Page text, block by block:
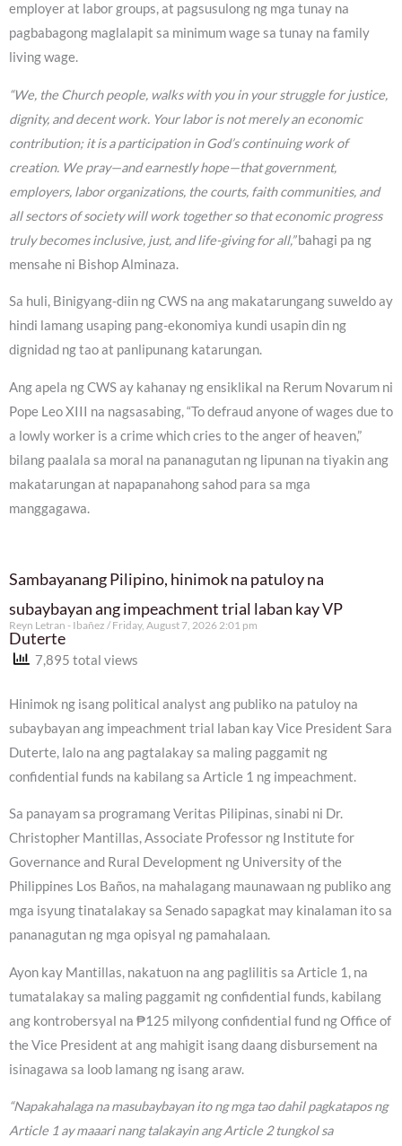
employer at labor groups, at pagsusulong ng mga tunay na
pagbabagong maglalapit sa minimum wage sa tunay na family
living wage.
“We, the Church people, walks with you in your struggle for justice,
dignity, and decent work. Your labor is not merely an economic
contribution; it is a participation in God’s continuing work of
creation. We pray—and earnestly hope—that government,
employers, labor organizations, the courts, faith communities, and
all sectors of society will work together so that economic progress
truly becomes inclusive, just, and life-giving for all,”bahagi pa ng
mensahe ni Bishop Alminaza.
Sa huli, Binigyang-diin ng CWS na ang makatarungang suweldo ay
hindi lamang usaping pang-ekonomiya kundi usapin din ng
dignidad ng tao at panlipunang katarungan.
Ang apela ng CWS ay kahanay ng ensiklikal na Rerum Novarum ni
Pope Leo XIII na nagsasabing, “To defraud anyone of wages due to
a lowly worker is a crime which cries to the anger of heaven,”
bilang paalala sa moral na pananagutan ng lipunan na tiyakin ang
makatarungan at napapanahong sahod para sa mga
manggagawa.
Sambayanang Pilipino, hinimok na patuloy na
subaybayan ang impeachment trial laban kay VP
Duterte
Reyn Letran - Ibañez Friday, August 7, 2026 2:01 pm
7,895 total views
Hinimok ng isang political analyst ang publiko na patuloy na
subaybayan ang impeachment trial laban kay Vice President Sara
Duterte, lalo na ang pagtalakay sa maling paggamit ng
confidential funds na kabilang sa Article 1 ng impeachment.
Sa panayam sa programang Veritas Pilipinas, sinabi ni Dr.
Christopher Mantillas, Associate Professor ng Institute for
Governance and Rural Development ng University of the
Philippines Los Baños, na mahalagang maunawaan ng publiko ang
mga isyung tinatalakay sa Senado sapagkat may kinalaman ito sa
pananagutan ng mga opisyal ng pamahalaan.
Ayon kay Mantillas, nakatuon na ang paglilitis sa Article 1, na
tumatalakay sa maling paggamit ng confidential funds, kabilang
ang kontrobersyal na ₱125 milyong confidential fund ng Office of
the Vice President at ang mahigit isang daang disbursement na
isinagawa sa loob lamang ng isang araw.
“Napakahalaga na masubaybayan ito ng mga tao dahil pagkatapos ng
Article 1 ay maaari nang talakayin ang Article 2 tungkol sa